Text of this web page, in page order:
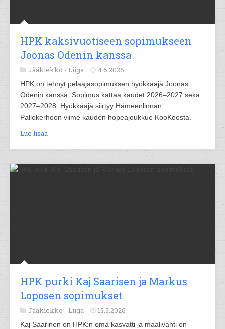
HPK kaksivuotiseen sopimukseen
Joonas Odenin kanssa
Jääkiekko - Liiga 4.6.2026
HPK on tehnyt pelaajasopimuksen hyökkääjä Joonas
Odenin kanssa. Sopimus kattaa kaudet 2026–2027 sekä
2027–2028. Hyökkääjä siirtyy Hämeenlinnan
Pallokerhoon viime kauden hopeajoukkue KooKoosta.
Lue lisää
HPK purki Kaj Saarisen ja Markus
Loposen sopimukset
Jääkiekko - Liiga 15.5.2026
Kaj Saarinen on HPK:n oma kasvatti ja maalivahti on